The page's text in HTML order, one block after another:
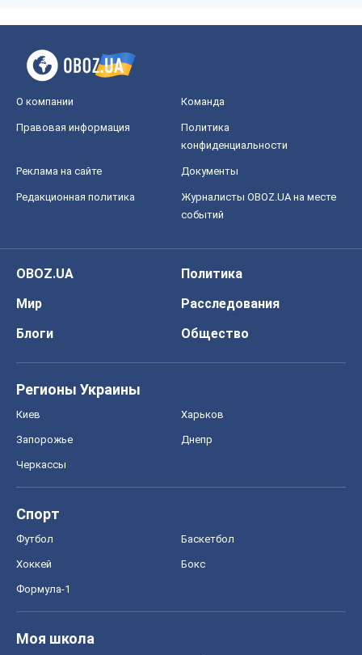
О компании Команда
Правовая информация
Политика
конфиденциальности
Реклама на сайте Документы
Редакционная политика
Журналисты OBOZ.UA на месте
событий
OBOZ.UA
Политика
Мир
Расследования
Блоги
Общество
Регионы Украины
Киев Харьков
Запорожье Днепр
Черкассы
Спорт
Футбол Баскетбол
Хоккей Бокс
Формула-1
Моя школа